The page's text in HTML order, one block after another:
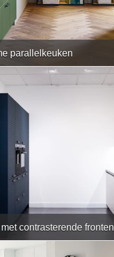
parallelkeuken
contrasterende fronten